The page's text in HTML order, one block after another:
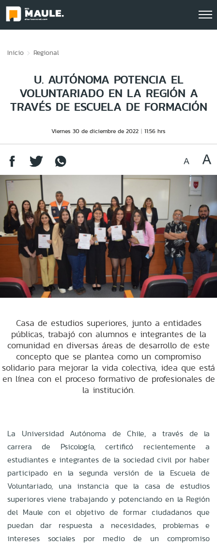
Inicio Regional
U. AUTÓNOMA POTENCIA EL
VOLUNTARIADO EN LA REGIÓN A
TRAVÉS DE ESCUELA DE FORMACIÓN
Viernes 30 de diciembre de 2022 11:56 hrs
Casa de estudios superiores, junto a entidades
públicas, trabajó con alumnos e integrantes de la
comunidad en diversas áreas de desarrollo de este
concepto que se plantea como un compromiso
solidario para mejorar la vida colectiva, idea que está
en línea con el proceso formativo de profesionales de
la institución.
La Universidad Autónoma de Chile, a través de la
carrera de Psicología, certificó recientemente a
estudiantes e integrantes de la sociedad civil por haber
participado en la segunda versión de la Escuela de
Voluntariado, una instancia que la casa de estudios
superiores viene trabajando y potenciando en la Región
del Maule con el objetivo de formar ciudadanos que
puedan dar respuesta a necesidades, problemas e
intereses sociales por medio de un compromiso